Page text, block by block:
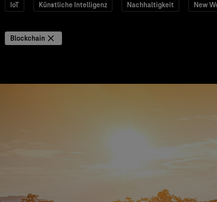
IoT Künstliche Intelligenz Nachhaltigkeit New
Blockchain